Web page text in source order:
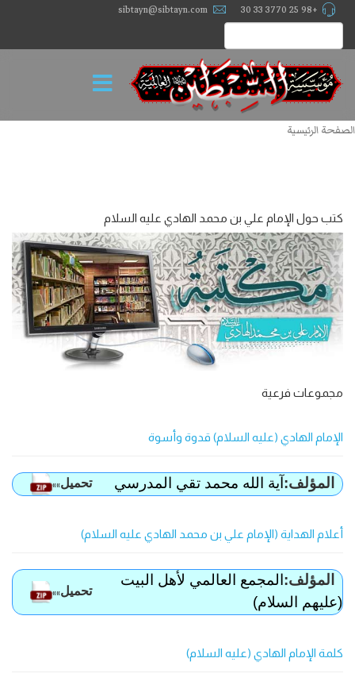
+98 25 3770 33 30
sibtayn@sibtayn.com
الصفحة الرئيسية
كتب حول الإمام علي بن محمد الهادي عليه السلام
مجموعات فرعية
الإمام الهادي (عليه السلام) قدوة وأسوة
المؤلف: آية الله محمد تقي المدرسي تحمیل»»
أعلام الهداية (الإمام علي بن محمد الهادي عليه السلام)
المؤلف: المجمع العالمي لأهل البيت
(عليهم السلام)
تحمیل»»
كلمة الإمام الهادي (عليه السلام)